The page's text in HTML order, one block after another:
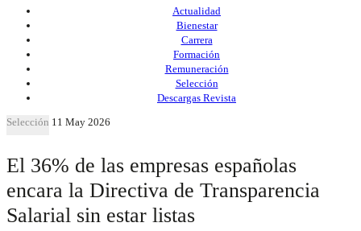
Actualidad
Bienestar
Carrera
Formación
Remuneración
Selección
Descargas Revista
Selección 11 May 2026
El 36% de las empresas españolas
encara la Directiva de Transparencia
Salarial sin estar listas